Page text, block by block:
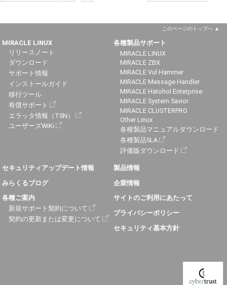
このページのトップへ
MIRACLE LINUX
リリースノート
ダウンロード
サポート情報
インストールガイド
移行ツール
有償サポート
エラッタ情報（TSN）
ユーザーズWiKi
各種製品サポート
MIRACLE LINUX
MIRACLE ZBX
MIRACLE Vul Hammer
MIRACLE Message Handler
MIRACLE Hatohol Enterprise
MIRACLE System Savior
MIRACLE CLUSTERPRO
Other Linux
各種製品マニュアルダウンロード
各種製品SLA
評価版ダウンロード
セキュリティアップデート情報
みらくるブログ
各種ご案内
新規サポート契約について
契約の更新または変更について
製品情報
企業情報
サイトのご利用にあたって
プライバシーポリシー
セキュリティ基本方針